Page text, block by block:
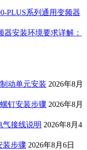
PLUS系列通用变频器
器安装环境要求详解：
动单元安装 2026年8月
钉安装步骤 2026年8月
气接线说明 2026年8月4
装步骤 2026年8月6日